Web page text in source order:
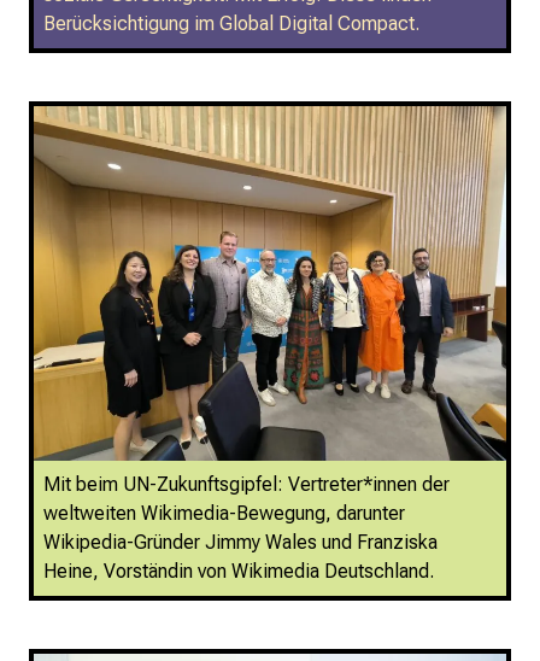
Berücksichtigung im Global Digital Compact.
Mit beim UN-Zukunftsgipfel: Vertreter*innen der
weltweiten Wikimedia-Bewegung, darunter
Wikipedia-Gründer Jimmy Wales und Franziska
Heine, Vorständin von Wikimedia Deutschland.